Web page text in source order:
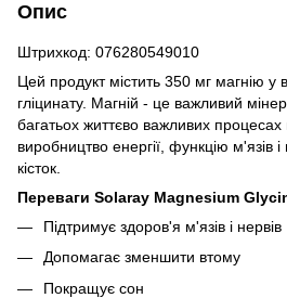
Опис
Штрихкод: 076280549010
Цей продукт містить 350 мг магнію у
гліцинату. Магній - це важливий
багатьох життєво важливих процесах
виробництво енергії, функцію м'язів
кісток.
Переваги Solaray Magnesium
Підтримує здоров'я м'язів і нервів
Допомагає зменшити втому
Покращує сон